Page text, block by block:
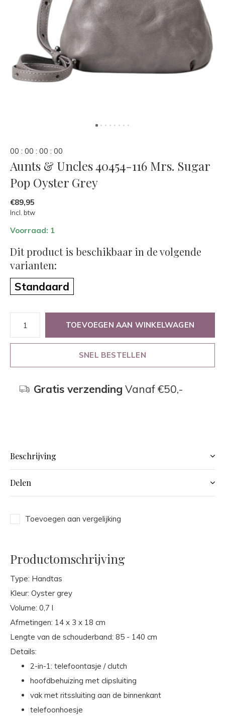
00 : 00 : 00 : 00
Aunts & Uncles 40454-116 Mrs. Sugar
Pop Oyster Grey
€89,95
Incl. btw
Voorraad: 1
Dit product is beschikbaar in de volgende
varianten:
Standaard
TOEVOEGEN AAN WINKELWAGEN
SNEL BESTELLEN
Gratis verzending Vanaf €50,-
Beschrijving
Delen
Toevoegen aan vergelijking
Productomschrijving
Type: Handtas
Kleur: Oyster grey
Volume: 0,7 l
Afmetingen: 14 x 3 x 18 cm
Lengte van de schouderband: 85 - 140 cm
Details:
2-in-1: telefoontasje / clutch
hoofdbehuizing met clipsluiting
vak met ritssluiting aan de binnenkant
telefoonhoesje